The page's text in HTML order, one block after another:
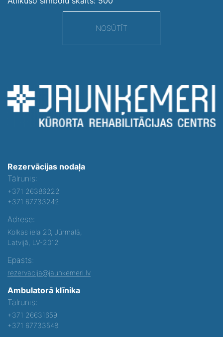
NOSŪTĪT
Rezervācijas nodaļa
Tālrunis:
+371 26386222
+371 67733242
Adrese:
Kolkas iela 20, Jūrmalā,
Latvijā, LV-2012
Epasts:
rezervacija@jaunkemeri.lv
Ambulatorā klīnika
Tālrunis:
+371 26631659
+371 67733548